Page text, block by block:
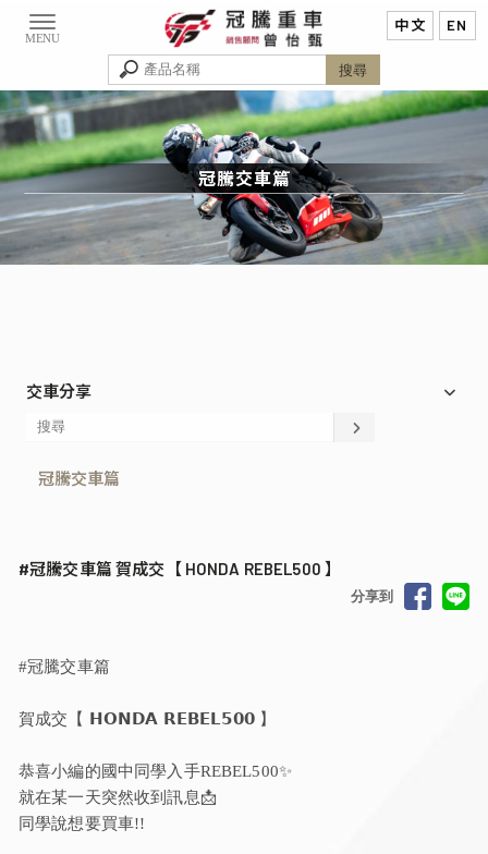
冠騰交車篇
交車分享
冠騰交車篇
#冠騰交車篇 賀成交【 HONDA REBEL500 】
分享到
#冠騰交車篇
賀成交【 𝗛𝗢𝗡𝗗𝗔 𝗥𝗘𝗕𝗘𝗟𝟱𝟬𝟬 】
恭喜小編的國中同學入手REBEL500✨
就在某一天突然收到訊息📩
同學說想要買車!!